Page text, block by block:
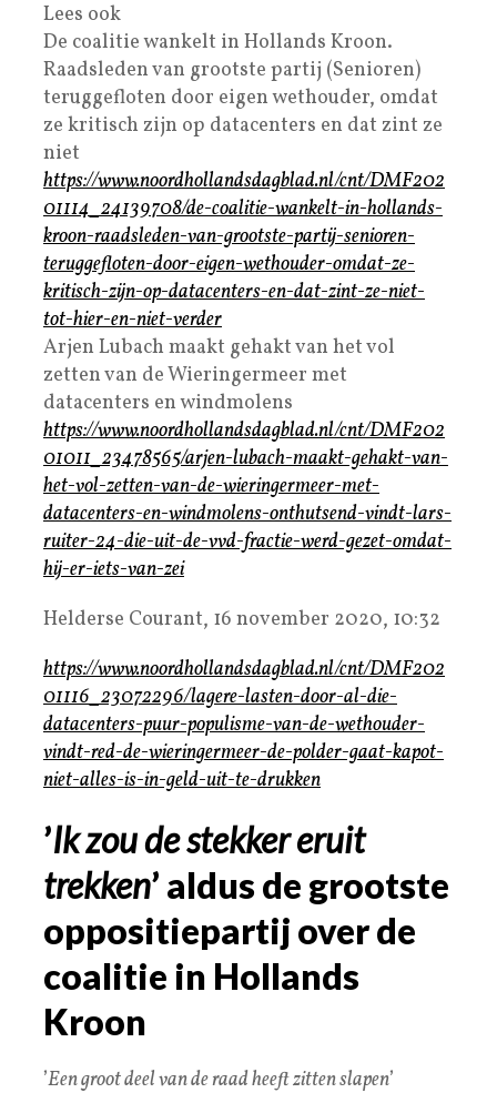
Lees ook
De coalitie wankelt in Hollands Kroon.
Raadsleden van grootste partij (Senioren)
teruggefloten door eigen wethouder, omdat
ze kritisch zijn op datacenters en dat zint ze
niet
https://www.noordhollandsdagblad.nl/cnt/DMF202
01114_24139708/de-coalitie-wankelt-in-hollands-
kroon-raadsleden-van-grootste-partij-senioren-
teruggefloten-door-eigen-wethouder-omdat-ze-
kritisch-zijn-op-datacenters-en-dat-zint-ze-niet-
tot-hier-en-niet-verder
Arjen Lubach maakt gehakt van het vol
zetten van de Wieringermeer met
datacenters en windmolens
https://www.noordhollandsdagblad.nl/cnt/DMF202
01011_23478565/arjen-lubach-maakt-gehakt-van-
het-vol-zetten-van-de-wieringermeer-met-
datacenters-en-windmolens-onthutsend-vindt-lars-
ruiter-24-die-uit-de-vvd-fractie-werd-gezet-omdat-
hij-er-iets-van-zei
Helderse Courant, 16 november 2020, 10:32
https://www.noordhollandsdagblad.nl/cnt/DMF202
01116_23072296/lagere-lasten-door-al-die-
datacenters-puur-populisme-van-de-wethouder-
vindt-red-de-wieringermeer-de-polder-gaat-kapot-
niet-alles-is-in-geld-uit-te-drukken
’Ik zou de stekker eruit
trekken’ aldus de grootste
oppositiepartij over de
coalitie in Hollands
Kroon
’Een groot deel van de raad heeft zitten slapen’